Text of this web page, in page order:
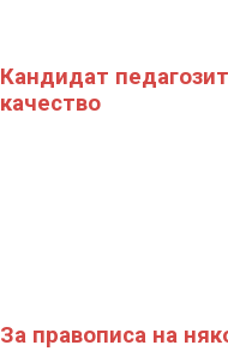
Кандидат
качество
За правописа на